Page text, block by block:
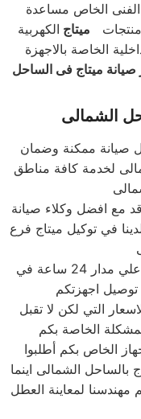
الخاص مساعدة
منتجات ميتاج الكهربية
الخاصة بالاجهزة
ميتاج فى الساحل
الشمالى
لخدمة كافة مناطق
مع افضل وكلاء صيانة
في توكيل ميتاج فرع
فريق مخصص للرد علي كافة اسئلتكم علي مدار 24 ساعة في
اجهزتكم
التي لكن لا تقبل
الخاصة بكم
الخاص بكم أطلبوا
بالساحل الشمالى اينما
لمعاينة العطل